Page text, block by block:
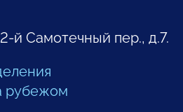
й Самотечный пер., д.7.
рубежом